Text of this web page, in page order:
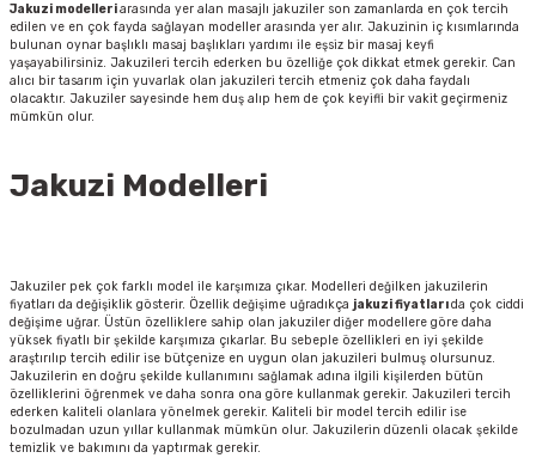
Jakuzi modelleriarasında yer alan masajlı jakuziler son zamanlarda en çok tercih
edilen ve en çok fayda sağlayan modeller arasında yer alır. Jakuzinin iç kısımlarında
bulunan oynar başlıklı masaj başlıkları yardımı ile eşsiz bir masaj keyfi
yaşayabilirsiniz. Jakuzileri tercih ederken bu özelliğe çok dikkat etmek gerekir. Can
alıcı bir tasarım için yuvarlak olan jakuzileri tercih etmeniz çok daha faydalı
olacaktır. Jakuziler sayesinde hem duş alıp hem de çok keyifli bir vakit geçirmeniz
mümkün olur.
Jakuzi Modelleri
Jakuziler pek çok farklı model ile karşımıza çıkar. Modelleri değilken jakuzilerin
fiyatları da değişiklik gösterir. Özellik değişime uğradıkça jakuzi fiyatlarıda çok ciddi
değişime uğrar. Üstün özelliklere sahip olan jakuziler diğer modellere göre daha
yüksek fiyatlı bir şekilde karşımıza çıkarlar. Bu sebeple özellikleri en iyi şekilde
araştırılıp tercih edilir ise bütçenize en uygun olan jakuzileri bulmuş olursunuz.
Jakuzilerin en doğru şekilde kullanımını sağlamak adına ilgili kişilerden bütün
özelliklerini öğrenmek ve daha sonra ona göre kullanmak gerekir. Jakuzileri tercih
ederken kaliteli olanlara yönelmek gerekir. Kaliteli bir model tercih edilir ise
bozulmadan uzun yıllar kullanmak mümkün olur. Jakuzilerin düzenli olacak şekilde
temizlik ve bakımını da yaptırmak gerekir.